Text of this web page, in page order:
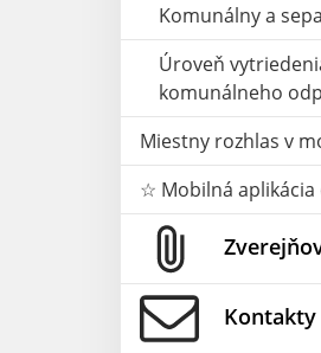
Komunálny a
Úroveň
komunálneho
Miestny rozhlas v
☆ Mobilná aplikácia
Kontakty